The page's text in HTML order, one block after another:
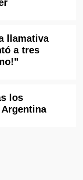
llamativa
a tres
los